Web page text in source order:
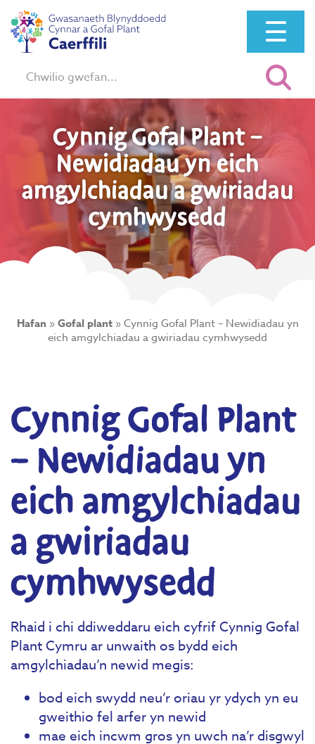
☰
Chwilio:
Cynnig Gofal Plant –
Newidiadau yn eich
amgylchiadau a gwiriadau
cymhwysedd
Hafan »Gofal plant»Cynnig Gofal Plant – Newidiadau yn
eich amgylchiadau a gwiriadau cymhwysedd
Cynnig Gofal Plant
– Newidiadau yn
eich amgylchiadau
a gwiriadau
cymhwysedd
Rhaid i chi ddiweddaru eich cyfrif Cynnig Gofal
Plant Cymru ar unwaith os bydd eich
amgylchiadau’n newid megis:
bod eich swydd neu’r oriau yr ydych yn eu
gweithio fel arfer yn newid
mae eich incwm gros yn uwch na’r disgwyl